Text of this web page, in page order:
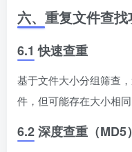
六、重复文件查找
6.1 快速查重
基于文件大小分组筛查
件，但可能存在大小相
6.2 深度查重（MD5）